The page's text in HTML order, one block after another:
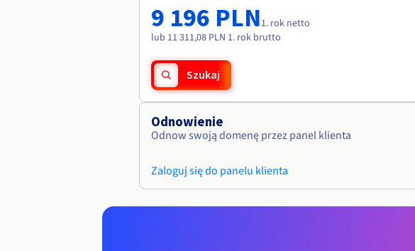
9 196 PLN1. rok netto
lub 11 311,08 PLN 1. rok brutto
Szukaj
Odnowienie
Odnow swoją domenę przez panel klienta
Zaloguj się do panelu klienta